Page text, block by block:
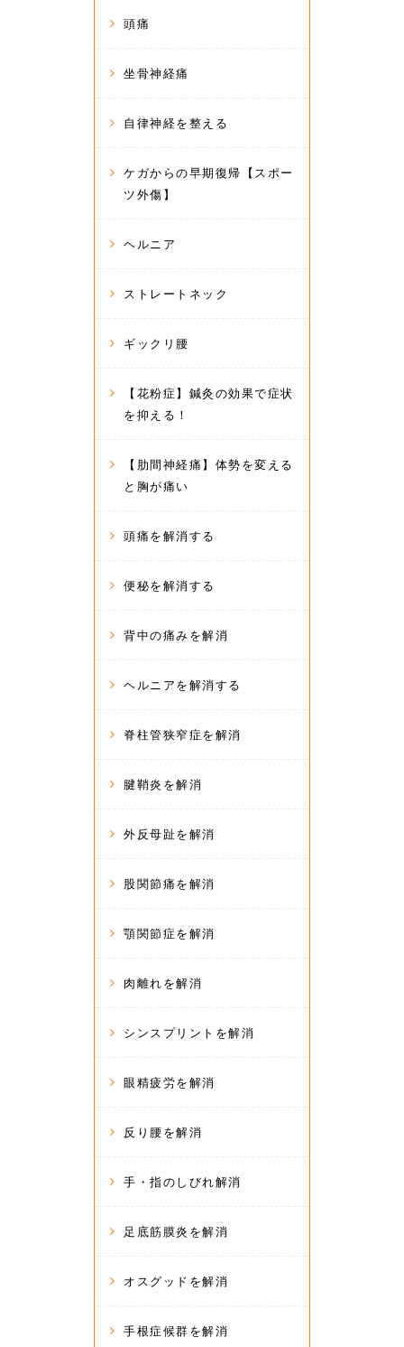
頭痛
坐骨神経痛
自律神経を整える
ケガからの早期復帰【スポー
ツ外傷】
ヘルニア
ストレートネック
ギックリ腰
【花粉症】鍼灸の効果で症状
を抑える！
【肋間神経痛】体勢を変える
と胸が痛い
頭痛を解消する
便秘を解消する
背中の痛みを解消
ヘルニアを解消する
脊柱管狭窄症を解消
腱鞘炎を解消
外反母趾を解消
股関節痛を解消
顎関節症を解消
肉離れを解消
シンスプリントを解消
眼精疲労を解消
反り腰を解消
手・指のしびれ解消
足底筋膜炎を解消
オスグッドを解消
手根症候群を解消